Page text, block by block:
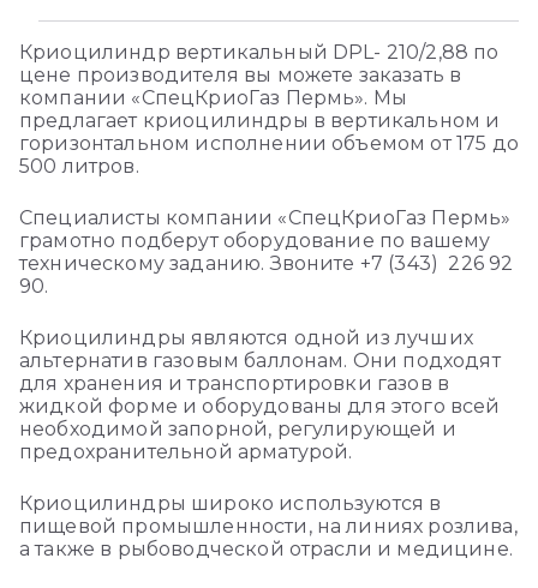
Криоцилиндр вертикальный DPL- 210/2,88 по
цене производителя вы можете заказать в
компании «СпецКриоГаз Пермь». Мы
предлагает криоцилиндры в вертикальном и
горизонтальном исполнении объемом от 175 до
500 литров.
Специалисты компании «СпецКриоГаз Пермь»
грамотно подберут оборудование по вашему
техническому заданию. Звоните +7 (343) 226 92
90.
Криоцилиндры являются одной из лучших
альтернатив газовым баллонам. Они подходят
для хранения и транспортировки газов в
жидкой форме и оборудованы для этого всей
необходимой запорной, регулирующей и
предохранительной арматурой.
Криоцилиндры широко используются в
пищевой промышленности, на линиях розлива,
а также в рыбоводческой отрасли и медицине.